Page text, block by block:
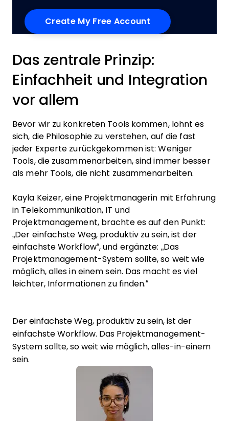
Das zentrale Prinzip:
Einfachheit und Integration
vor allem
Bevor wir zu konkreten Tools kommen, lohnt es
sich, die Philosophie zu verstehen, auf die fast
jeder Experte zurückgekommen ist: Weniger
Tools, die zusammenarbeiten, sind immer besser
als mehr Tools, die nicht zusammenarbeiten.
Kayla Keizer, eine Projektmanagerin mit Erfahrung
in Telekommunikation, IT und
Projektmanagement, brachte es auf den Punkt:
„Der einfachste Weg, produktiv zu sein, ist der
einfachste Workflow“, und ergänzte: „Das
Projektmanagement-System sollte, so weit wie
möglich, alles in einem sein. Das macht es viel
leichter, Informationen zu finden.“
Der einfachste Weg, produktiv zu sein, ist der
einfachste Workflow. Das Projektmanagement-
System sollte, so weit wie möglich, alles-in-einem
sein.